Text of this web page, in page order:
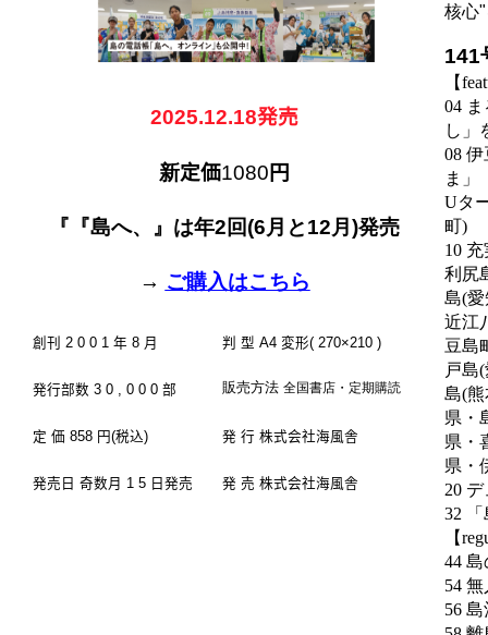
2025.12.18発売
新定価1080円
『『島へ、』は年2回(6月と12月 )発売
→ ご購入はこちら
創刊 2 0 0 1 年 8 月 判 型 A4 変形( 270×210 )
発行部数 3 0 , 0 0 0 部 販売方法全国書店・定期購読
定 価 858 円(税込) 発 行 株式会社海風舎
発売日 奇数月 1 5 日発売 発 売 株式会社海風舎
核心"
141
【
04
し」
08 伊
ま」
Uタ
町)
10 充
利尻
島(愛
近江
豆島
戸島(
島(熊
県・
県・
県・
20 デ
32
【
44 島
54 無
56 島